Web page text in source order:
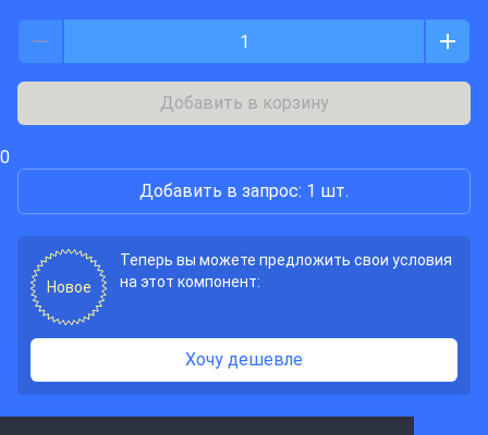
Добавить в корзину
0
Добавить в запрос: 1 шт.
Новое
Теперь вы можете предложить свои условия
на этот компонент:
Хочу дешевле